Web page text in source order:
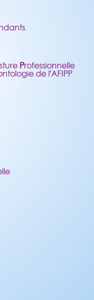
Professionnelle
de l'AFIPP